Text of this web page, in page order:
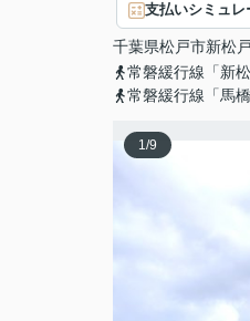
支払いシミュレ
千葉県松戸市新松戸
常磐緩行線「新
常磐緩行線「馬
1/9